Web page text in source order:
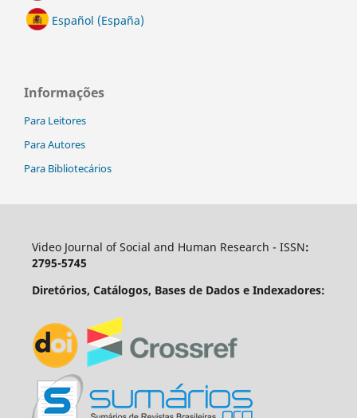
Español (España)
Informações
Para Leitores
Para Autores
Para Bibliotecários
Video Journal of Social and Human Research - ISSN:
2795-5745
Diretórios, Catálogos, Bases de Dados e Indexadores: